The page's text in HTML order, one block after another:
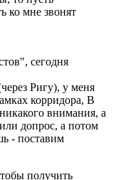
ко мне звонят
сегодня
Ригу), у меня
корридора, В
внимания, а
допрос, а потом
- поставим
получить